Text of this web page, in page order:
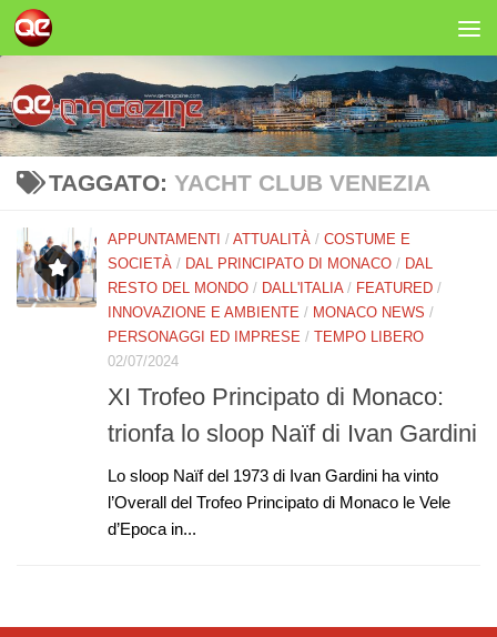
Salta al contenuto
TAGGATO: YACHT CLUB VENEZIA
APPUNTAMENTI / ATTUALITÀ / COSTUME E
SOCIETÀ / DAL PRINCIPATO DI MONACO / DAL
RESTO DEL MONDO / DALL'ITALIA/ FEATURED /
INNOVAZIONE E AMBIENTE / MONACO NEWS /
PERSONAGGI ED IMPRESE / TEMPO LIBERO
02/07/2024
XI Trofeo Principato di Monaco:
trionfa lo sloop Naïf di Ivan Gardini
Lo sloop Naïf del 1973 di Ivan Gardini ha vinto
l’Overall del Trofeo Principato di Monaco le Vele
d’Epoca in...